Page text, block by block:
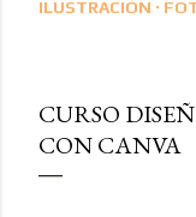
ILUSTRACIÓN
CURSO
CON CANVA